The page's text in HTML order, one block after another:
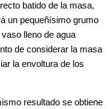
batido de la masa,
un pequeñísimo grumo
lleno de agua
de considerar la masa
la envoltura de los
resultado se obtiene